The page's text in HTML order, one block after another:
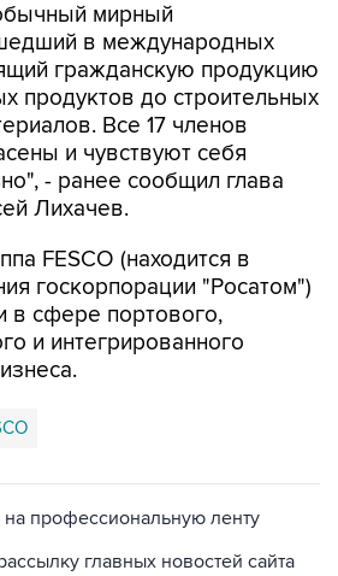
мирный
в международных
гражданскую продукцию
продуктов до строительных
Все 17 членов
и чувствуют себя
- ранее сообщил глава
Лихачев.
FESCO (находится в
госкорпорации "Росатом")
в сфере портового,
и интегрированного
на профессиональную ленту
главных новостей сайта